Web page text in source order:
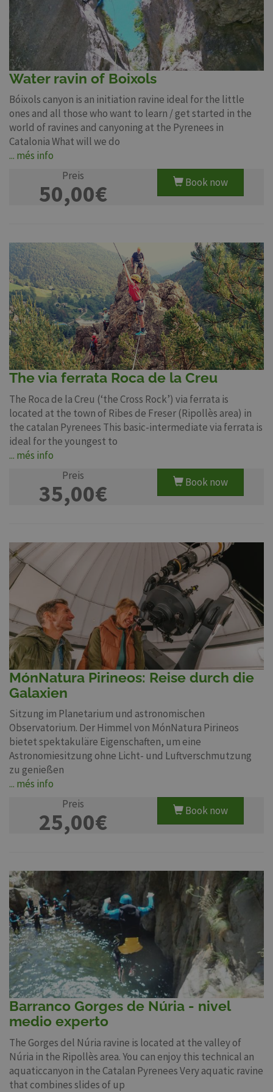
Water ravin of Boixols
Bóixols canyon is an initiation ravine ideal for the little
ones and all those who want to learn / get started in the
world of ravines and canyoning at the Pyrenees in
Catalonia What will we do
... més info
Preis
50,00€ Book now
The via ferrata Roca de la Creu
The Roca de la Creu (‘the Cross Rock’) via ferrata is
located at the town of Ribes de Freser (Ripollès area) in
the catalan Pyrenees This basic-intermediate via ferrata is
ideal for the youngest to
... més info
Preis
35,00€ Book now
MónNatura Pirineos: Reise durch die
Galaxien
Sitzung im Planetarium und astronomischen
Observatorium. Der Himmel von MónNatura Pirineos
bietet spektakuläre Eigenschaften, um eine
Astronomiesitzung ohne Licht- und Luftverschmutzung
zu genießen
... més info
Preis
25,00€ Book now
Barranco Gorges de Núria - nivel
medio experto
The Gorges del Núria ravine is located at the valley of
Núria in the Ripollès area. You can enjoy this technical an
aquaticcanyon in the Catalan Pyrenees Very aquatic ravine
that combines slides of up